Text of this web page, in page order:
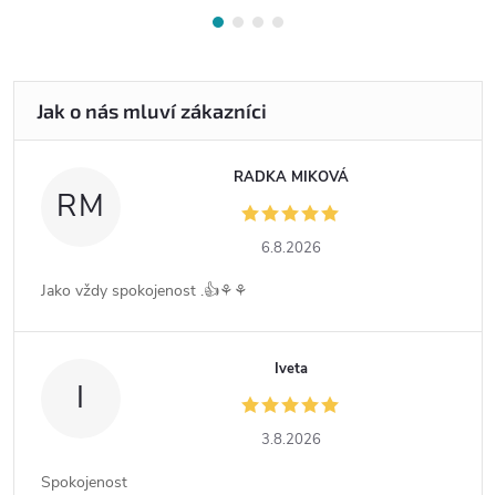
RM
RADKA MIKOVÁ
6.8.2026
Jako vždy spokojenost .👍⚘️⚘️
I
Iveta
3.8.2026
Spokojenost